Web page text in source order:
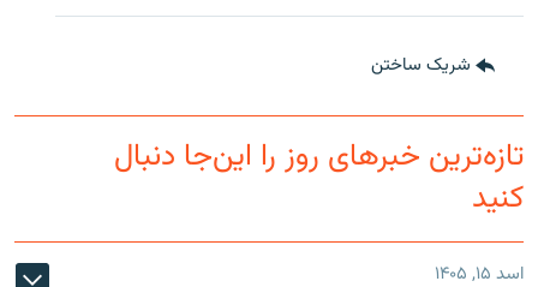
شریک ساختن
تازه‌ترین خبرهای روز را این‌جا دنبال
کنید
اسد ۱۵, ۱۴۰۵